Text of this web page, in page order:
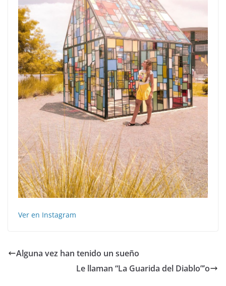
Ver en Instagram
Alguna vez han tenido un sueño
Le llaman “La Guarida del Diablo”’o